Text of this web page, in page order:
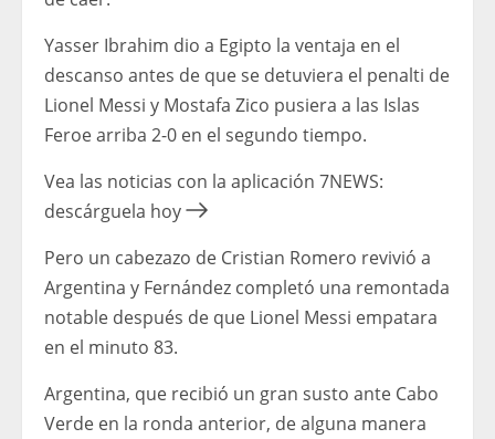
Yasser Ibrahim dio a Egipto la ventaja en el
descanso antes de que se detuviera el penalti de
Lionel Messi y Mostafa Zico pusiera a las Islas
Feroe arriba 2-0 en el segundo tiempo.
Vea las noticias con la aplicación 7NEWS:
descárguela hoy
Pero un cabezazo de Cristian Romero revivió a
Argentina y Fernández completó una remontada
notable después de que Lionel Messi empatara
en el minuto 83.
Argentina, que recibió un gran susto ante Cabo
Verde en la ronda anterior, de alguna manera